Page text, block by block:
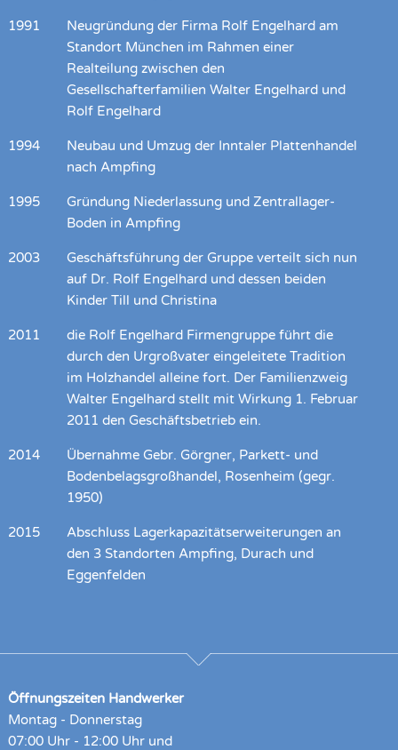
1991
Neugründung der Firma Rolf Engelhard am
Standort München im Rahmen einer
Realteilung zwischen den
Gesellschafterfamilien Walter Engelhard und
Rolf Engelhard
1994
Neubau und Umzug der Inntaler Plattenhandel
nach Ampfing
1995
Gründung Niederlassung und Zentrallager-
Boden in Ampfing
2003
Geschäftsführung der Gruppe verteilt sich nun
auf Dr. Rolf Engelhard und dessen beiden
Kinder Till und Christina
2011
die Rolf Engelhard Firmengruppe führt die
durch den Urgroßvater eingeleitete Tradition
im Holzhandel alleine fort. Der Familienzweig
Walter Engelhard stellt mit Wirkung 1. Februar
2011 den Geschäftsbetrieb ein.
2014
Übernahme Gebr. Görgner, Parkett- und
Bodenbelagsgroßhandel, Rosenheim (gegr.
1950)
2015
Abschluss Lagerkapazitätserweiterungen an
den 3 Standorten Ampfing, Durach und
Eggenfelden
Öffnungszeiten Handwerker
Montag - Donnerstag
07:00 Uhr - 12:00 Uhr und